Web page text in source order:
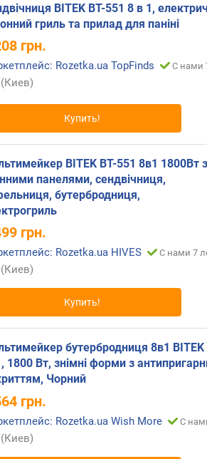
BITEK BT-551 8 в 1,
гриль та прилад для паніні
грн.
Rozetka.ua TopFinds С нами
(Киев)
Купить!
BITEK BT-551 8в1 1800Вт
панелями, сендвічниця,
бутербродниця,
грн.
Rozetka.ua HIVES С нами 7
(Киев)
Купить!
бутербродниця 8в1 BITEK
1800 Вт, знімні форми з
Чорний
грн.
Rozetka.ua Wish More С
(Киев)